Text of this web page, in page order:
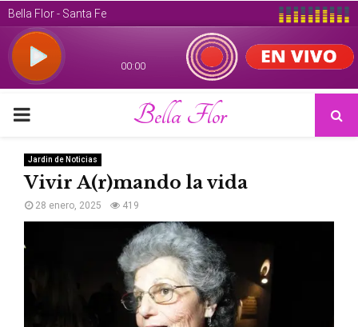
PRIMARY
MENU
Bella Flor
Jardin de Noticias
Vivir A(r)mando la vida
28 enero, 2025 419